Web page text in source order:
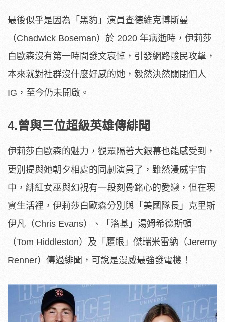
最後似乎是因為「黑豹」演員查德維克博斯曼
（Chadwick Boseman）於 2020 年病逝時，伊莉莎
白歐森沒有第一時間發文哀悼，引發網路酸民攻擊，
本來就對社群沒什麼好感的她，毅然決然關閉個人
IG，至今仍未開啟。
4.曾與三位超級英雄傳緋聞
伊莉莎白歐森的魅力，觀眾隔著大銀幕也能感受到，
更別提與她朝夕相處的同劇演員了，雖然漫威宇宙
中，緋紅女巫與幻視有一段刻骨銘心的愛戀，但在現
實生活裡，伊莉莎白歐森分別與「美國隊長」克里斯
伊凡（Chris Evans）、「洛基」湯姆希德斯頓
（Tom Hiddleston）及「鷹眼」傑瑞米雷納（Jeremy
Renner）傳過緋聞，可說是漫威最強發電機！